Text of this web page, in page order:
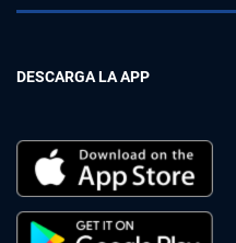
DESCARGA LA APP